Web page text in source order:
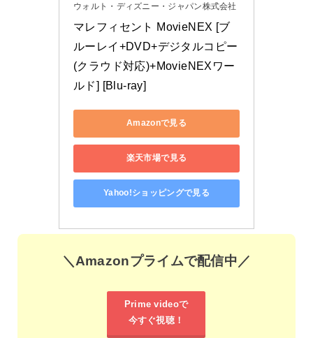
ウォルト・ディズニー・ジャパン株式会社
マレフィセント MovieNEX [ブ
ルーレイ+DVD+デジタルコピー
(クラウド対応)+MovieNEXワー
ルド] [Blu-ray]
Amazonで見る
楽天市場で見る
Yahoo!ショッピングで見る
＼Amazonプライムで配信中／
Prime videoで
今すぐ視聴！